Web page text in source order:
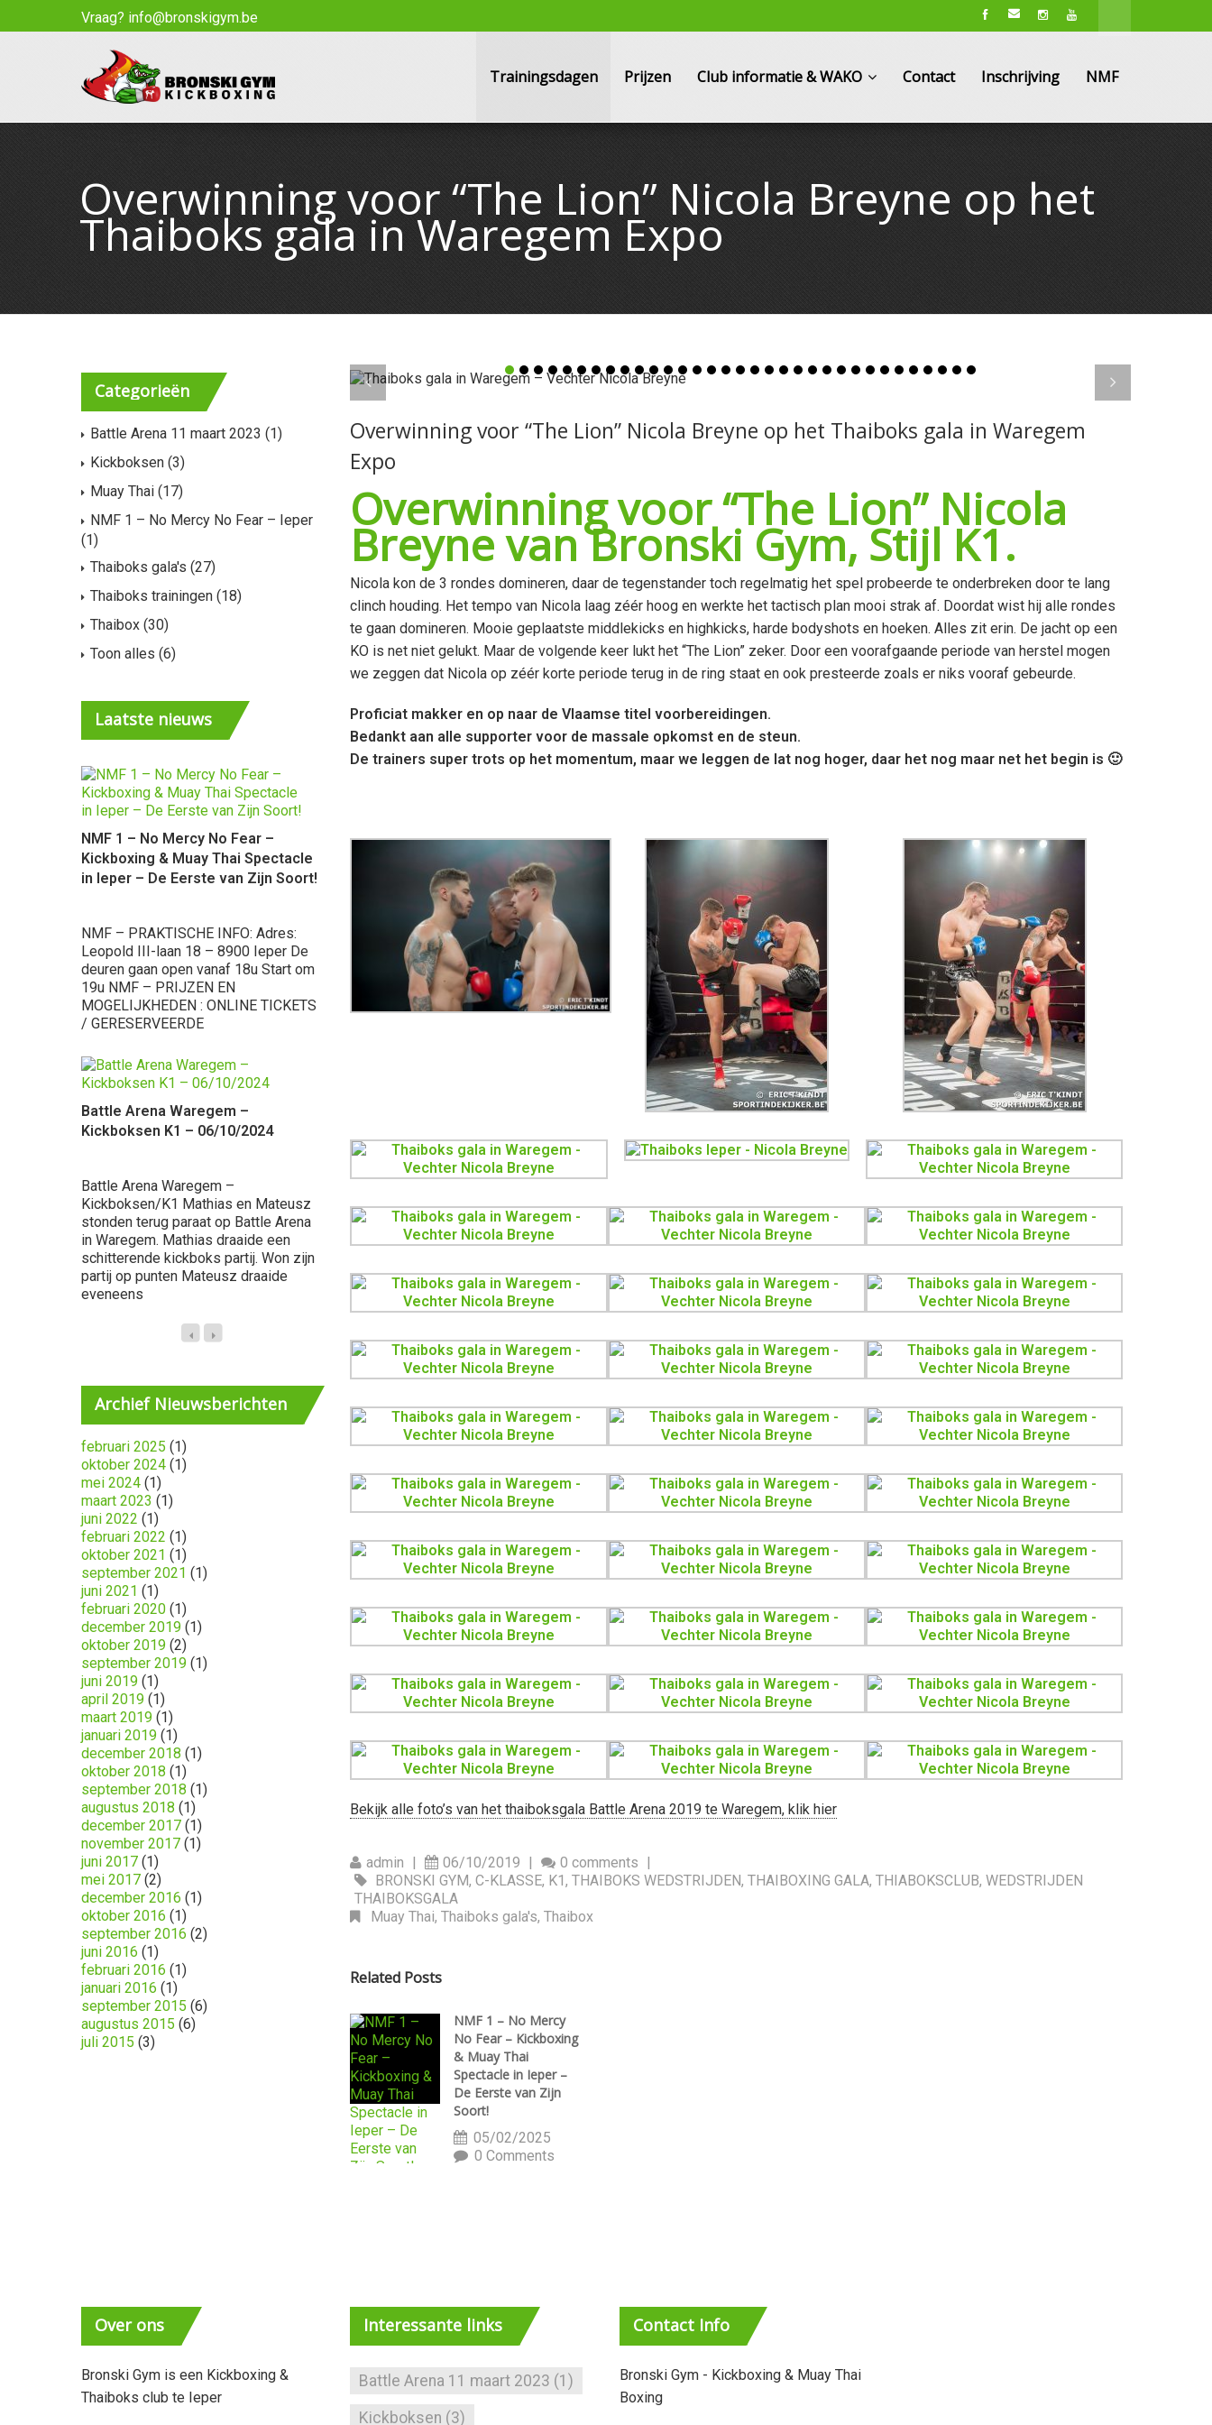
Vraag? info@bronskigym.be
Trainingsdagen Prijzen Club informatie & WAKO Contact Inschrijving NMF
Overwinning voor “The Lion” Nicola Breyne op het
Thaiboks gala in Waregem Expo
Overwinning voor “The Lion” Nicola Breyne op het Thaiboks gala in Waregem
Expo
Overwinning voor “The Lion” Nicola
Breyne van Bronski Gym, Stijl K1.
Nicola kon de 3 rondes domineren, daar de tegenstander toch regelmatig het spel probeerde te onderbreken door te lang
clinch houding. Het tempo van Nicola laag zéér hoog en werkte het tactisch plan mooi strak af. Doordat wist hij alle rondes
te gaan domineren. Mooie geplaatste middlekicks en highkicks, harde bodyshots en hoeken. Alles zit erin. De jacht op een
KO is net niet gelukt. Maar de volgende keer lukt het “The Lion” zeker. Door een voorafgaande periode van herstel mogen
we zeggen dat Nicola op zéér korte periode terug in de ring staat en ook presteerde zoals er niks vooraf gebeurde.
Proficiat makker en op naar de Vlaamse titel voorbereidingen.
Bedankt aan alle supporter voor de massale opkomst en de steun.
De trainers super trots op het momentum, maar we leggen de lat nog hoger, daar het nog maar net het begin is 🙂
Bekijk alle foto’s van het thaiboksgala Battle Arena 2019 te Waregem, klik hier
admin | 06/10/2019 | 0 comments |
BRONSKI GYM,C-KLASSE, K1,THAIBOKS WEDSTRIJDEN,THAIBOXING GALA,THIABOKSCLUB,WEDSTRIJDEN
THAIBOKSGALA
Muay Thai,Thaiboks gala's,Thaibox
Related Posts
NMF 1 – No Mercy
No Fear – Kickboxing
& Muay Thai
Spectacle in Ieper –
De Eerste van Zijn
Soort!
05/02/2025
0 Comments
Categorieën
Battle Arena 11 maart 2023 (1)
Kickboksen (3)
Muay Thai (17)
NMF 1 – No Mercy No Fear – Ieper
(1)
Thaiboks gala's (27)
Thaiboks trainingen (18)
Thaibox (30)
Toon alles (6)
Laatste nieuws
NMF 1 – No Mercy No Fear –
Kickboxing & Muay Thai Spectacle
in Ieper – De Eerste van Zijn Soort!
NMF – PRAKTISCHE INFO: Adres:
Leopold III-laan 18 – 8900 Ieper De
deuren gaan open vanaf 18u Start om
19u NMF – PRIJZEN EN
MOGELIJKHEDEN : ONLINE TICKETS
/ GERESERVEERDE
Battle Arena Waregem –
Kickboksen K1 – 06/10/2024
Battle Arena Waregem –
Kickboksen/K1 Mathias en Mateusz
stonden terug paraat op Battle Arena
in Waregem. Mathias draaide een
schitterende kickboks partij. Won zijn
partij op punten Mateusz draaide
eveneens
Kickboksen K1 – 25/05/24
Ninove SuperFight – Kickboksen &
Muaythai Gala Liam kwam eerst aan
de beurt, draaide een knappe partij.
Voor eerst naar het hoofd mogen
werken. Wat gewoon worden. Enorme
progressie kerel
maart 2023 trokken we naar Battle
Arena. Onze crocodiles Mathias
Stemmler & Mateusz Monkiewicz
werd de partij jammergenoeg
Thaiboks gala in Holland
Zwijndrecht – Vechter
Result MuayThai gala in
Holland 🇳🇱 Bij
eventjes slecht nieuws.
Tegenstander/gym niet
opdagen. Dachten, fuck hier
dan. Maar de organisatie
een oplossing en
ArchiefNieuwsberichten
februari 2025 (1)
oktober 2024 (1)
mei 2024 (1)
maart 2023 (1)
juni 2022 (1)
februari 2022 (1)
oktober 2021 (1)
september 2021 (1)
juni 2021 (1)
februari 2020 (1)
december 2019 (1)
oktober 2019 (2)
september 2019 (1)
juni 2019 (1)
april 2019 (1)
maart 2019 (1)
januari 2019 (1)
december 2018 (1)
oktober 2018 (1)
september 2018 (1)
augustus 2018 (1)
december 2017 (1)
november 2017 (1)
juni 2017 (1)
mei 2017 (2)
december 2016 (1)
oktober 2016 (1)
september 2016 (2)
juni 2016 (1)
februari 2016 (1)
januari 2016 (1)
september 2015 (6)
augustus 2015 (6)
juli 2015 (3)
Overons
Bronski Gym is een Kickboxing &
Thaiboks club te Ieper
Interessante links
Battle Arena 11 maart 2023 (1)
Kickboksen (3)
ContactInfo
Bronski Gym - Kickboxing & Muay Thai
Boxing